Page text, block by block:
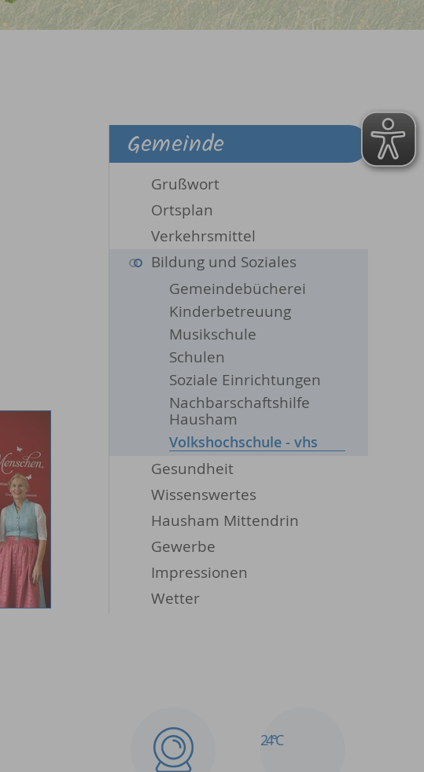
Gemeinde
Grußwort
Ortsplan
Verkehrsmittel
Bildung und Soziales
Gemeindebücherei
Kinderbetreuung
Musikschule
Schulen
Soziale Einrichtungen
Nachbarschaftshilfe
Hausham
Volkshochschule - vhs
Gesundheit
Wissenswertes
Hausham Mittendrin
Gewerbe
Impressionen
Wetter
24°C